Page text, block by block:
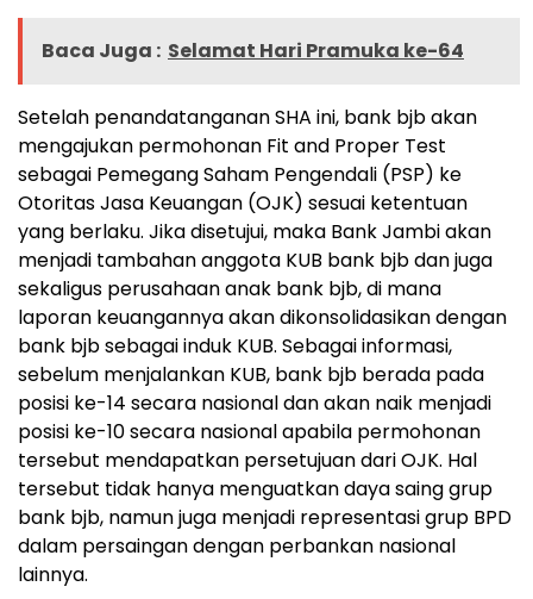
Baca Juga : Selamat Hari Pramuka ke-64
Setelah penandatanganan SHA ini, bank bjb akan
mengajukan permohonan Fit and Proper Test
sebagai Pemegang Saham Pengendali (PSP) ke
Otoritas Jasa Keuangan (OJK) sesuai ketentuan
yang berlaku. Jika disetujui, maka Bank Jambi akan
menjadi tambahan anggota KUB bank bjb dan juga
sekaligus perusahaan anak bank bjb, di mana
laporan keuangannya akan dikonsolidasikan dengan
bank bjb sebagai induk KUB. Sebagai informasi,
sebelum menjalankan KUB, bank bjb berada pada
posisi ke-14 secara nasional dan akan naik menjadi
posisi ke-10 secara nasional apabila permohonan
tersebut mendapatkan persetujuan dari OJK. Hal
tersebut tidak hanya menguatkan daya saing grup
bank bjb, namun juga menjadi representasi grup BPD
dalam persaingan dengan perbankan nasional
lainnya.